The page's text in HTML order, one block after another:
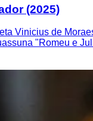
(2025)
Vinicius de
"Romeu e